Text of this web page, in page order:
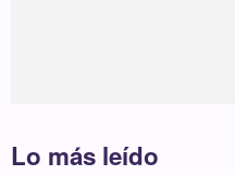
Lo más leído